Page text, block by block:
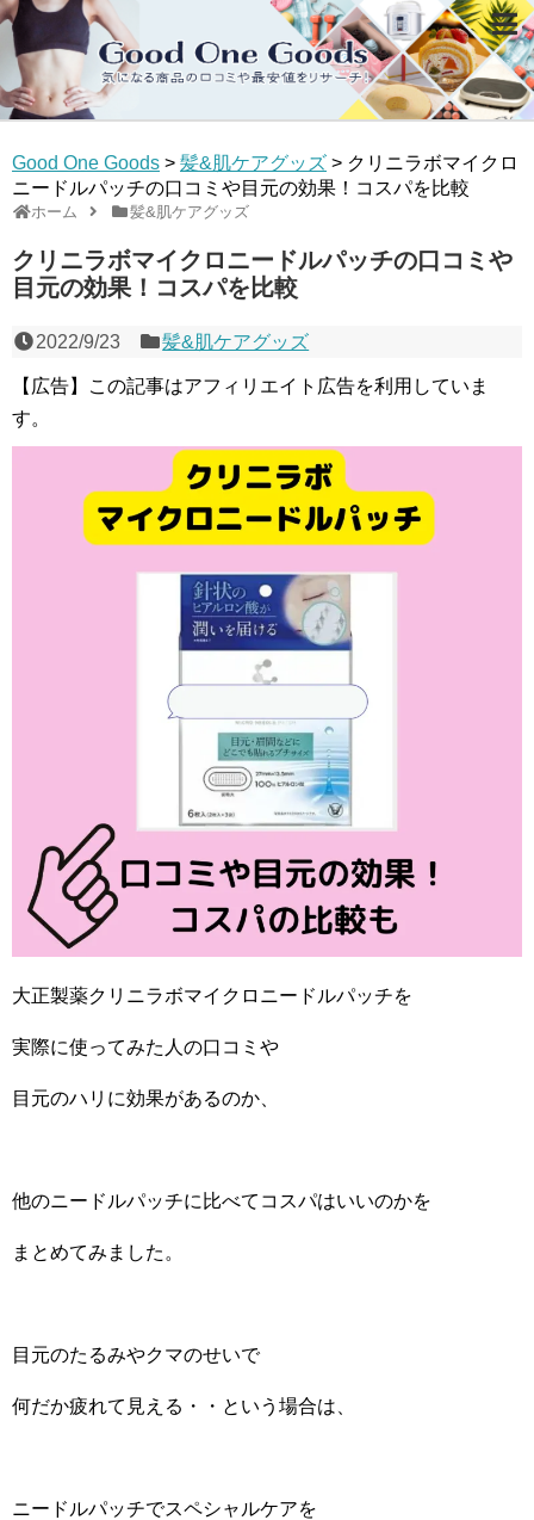
Good One Goods > 髪&肌ケアグッズ > クリニラボマイクロ
ニードルパッチの口コミや目元の効果！コスパを比較
ホーム 髪&肌ケアグッズ
クリニラボマイクロニードルパッチの口コミや
目元の効果！コスパを比較
2022/9/23 髪&肌ケアグッズ
【広告】この記事はアフィリエイト広告を利用していま
す。
大正製薬クリニラボマイクロニードルパッチを
実際に使ってみた人の口コミや
目元のハリに効果があるのか、
他のニードルパッチに比べてコスパはいいのかを
まとめてみました。
目元のたるみやクマのせいで
何だか疲れて見える・・という場合は、
ニードルパッチでスペシャルケアを